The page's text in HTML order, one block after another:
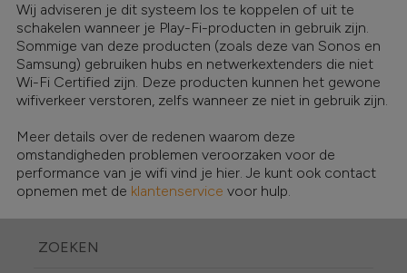
Wij adviseren je dit systeem los te koppelen of uit te
schakelen wanneer je Play-Fi-producten in gebruik zijn.
Sommige van deze producten (zoals deze van Sonos en
Samsung) gebruiken hubs en netwerkextenders die niet
Wi-Fi Certified zijn. Deze producten kunnen het gewone
wifiverkeer verstoren, zelfs wanneer ze niet in gebruik zijn.
Meer details over de redenen waarom deze
omstandigheden problemen veroorzaken voor de
performance van je wifi vind je hier. Je kunt ook contact
opnemen met de klantenservice voor hulp.
ZOEKEN